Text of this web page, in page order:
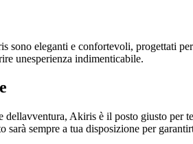
eleganti e confortevoli, progettati
unesperienza indimenticabile.
dellavventura, Akiris è il posto giusto
sarà sempre a tua disposizione per